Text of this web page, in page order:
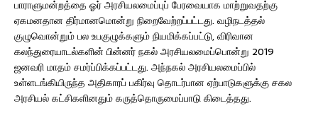
பாராளுமன்றத்தை ஓர் அரசியலமைப்புப் பேரவையாக மாற்றுவதற்கு
ஏகமனதான திர்மானமொன்று நிறைவேற்றப்பட்டது. வழிநடத்தல்
குழுவொன்றும் பல உபகுழுக்களும் நியமிக்கப்பட்டு, விரிவான
கலந்துரையாடல்களின் பின்னர் நகல் அரசியலமைப்பொன்று 2019
ஜனவரி மாதம் சமர்ப்பிக்கப்பட்டது. அந்நகல் அரசியலமைப்பில்
உள்ளடங்கியிருந்த அதிகாரப் பகிர்வு தொடர்பான ஏற்பாடுகளுக்கு சகல
அரசியல் கட்சிகளினதும் கருத்தொருமைப்பாடு கிடைத்தது.